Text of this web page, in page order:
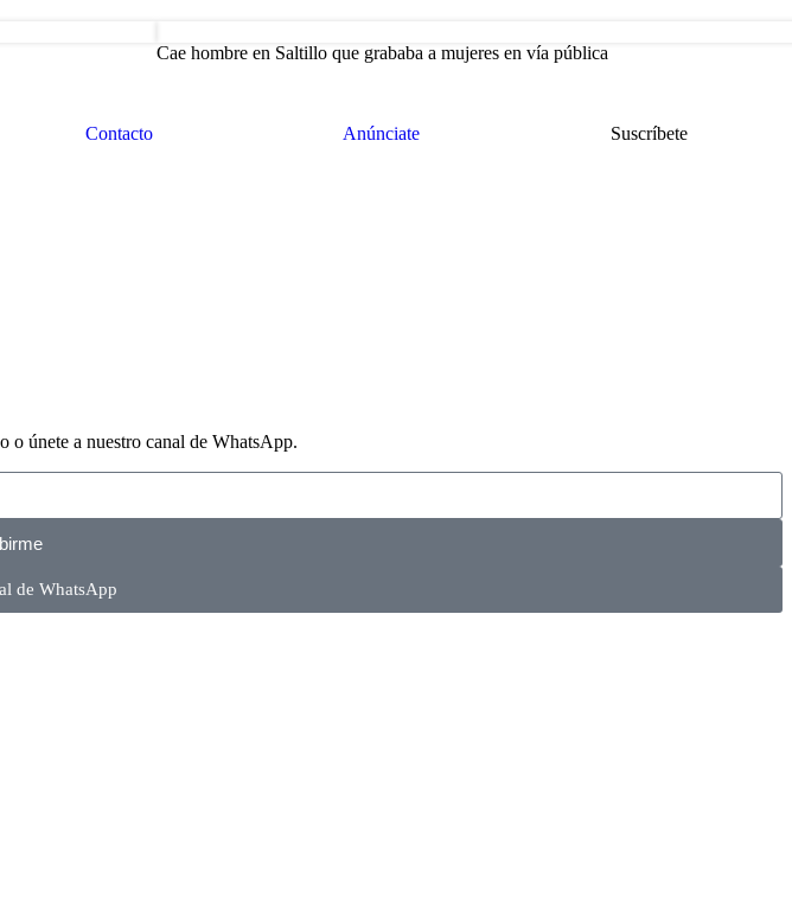
Cae hombre en Saltillo que grababa a mujeres en vía pública
Contacto Anúnciate Suscríbete
o únete a nuestro canal de WhatsApp.
de WhatsApp